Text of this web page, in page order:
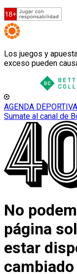
Los juegos y
exceso pueden
AGENDA DEPORTIVA
Sumate al canal de
No
página
estar
cambiado